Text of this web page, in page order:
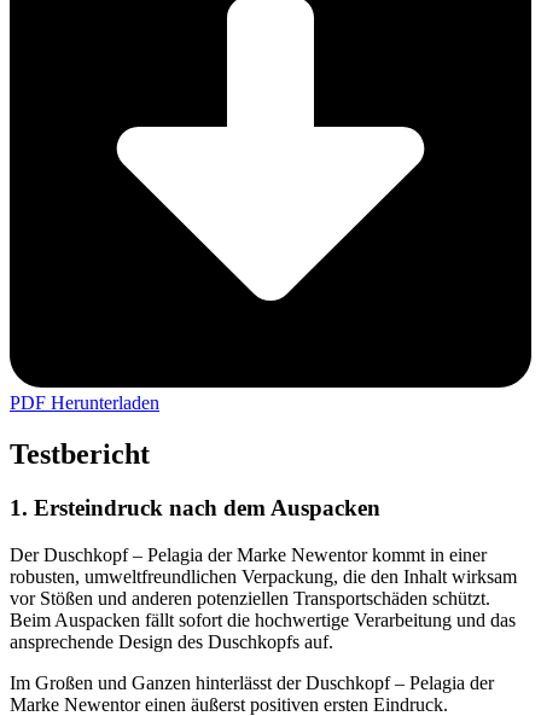
PDF Herunterladen
Testbericht
1. Ersteindruck nach dem Auspacken
Der Duschkopf – Pelagia der Marke Newentor kommt in einer
robusten, umweltfreundlichen Verpackung, die den Inhalt wirksam
vor Stößen und anderen potenziellen Transportschäden schützt.
Beim Auspacken fällt sofort die hochwertige Verarbeitung und das
ansprechende Design des Duschkopfs auf.
Im Großen und Ganzen hinterlässt der Duschkopf – Pelagia der
Marke Newentor einen äußerst positiven ersten Eindruck.